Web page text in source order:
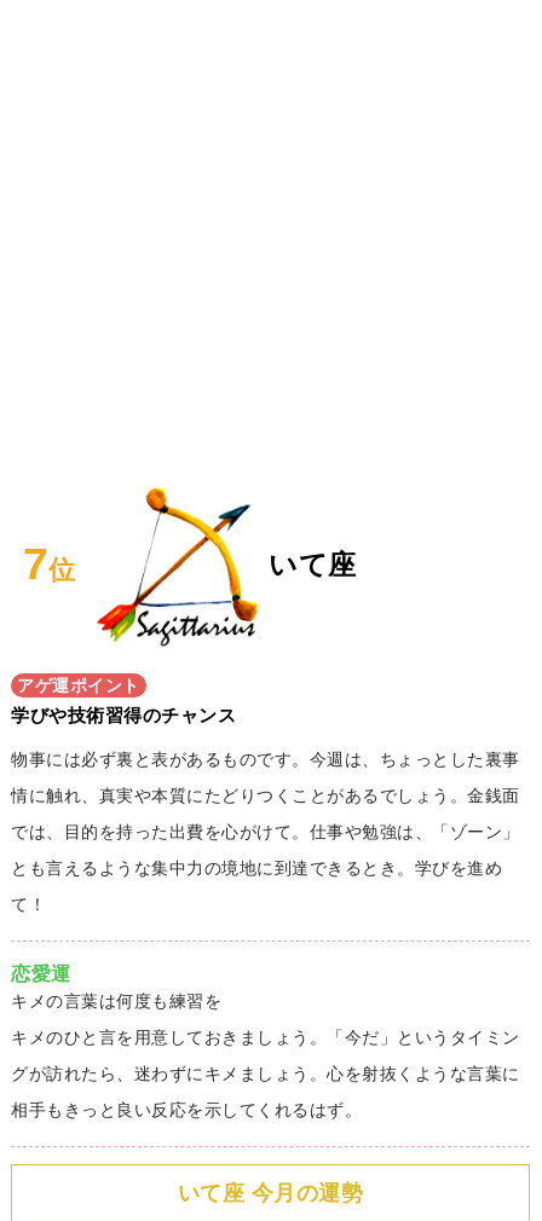
7位 いて座
アゲ運ポイント
学びや技術習得のチャンス
物事には必ず裏と表があるものです。今週は、ちょっとした裏事
情に触れ、真実や本質にたどりつくことがあるでしょう。金銭面
では、目的を持った出費を心がけて。仕事や勉強は、「ゾーン」
とも言えるような集中力の境地に到達できるとき。学びを進め
て！
恋愛運
キメの言葉は何度も練習を
キメのひと言を用意しておきましょう。「今だ」というタイミン
グが訪れたら、迷わずにキメましょう。心を射抜くような言葉に
相手もきっと良い反応を示してくれるはず。
いて座 今月の運勢